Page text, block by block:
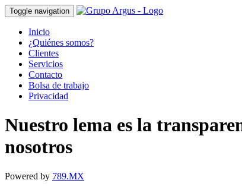
Toggle navigation
Inicio
¿Quiénes somos?
Clientes
Servicios
Contacto
Bolsa de trabajo
Privacidad
Nuestro lema es la
nosotros
Powered by 789.MX